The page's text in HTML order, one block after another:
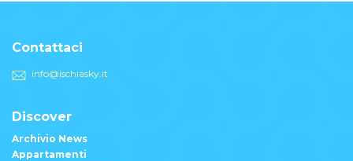
Contattaci
info@ischiasky.it
Discover
Archivio News
Appartamenti